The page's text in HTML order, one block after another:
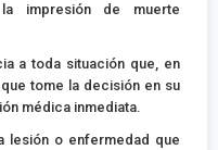
impresión de muerte
a toda situación que, en
tome la decisión en su
médica inmediata.
lesión o enfermedad que